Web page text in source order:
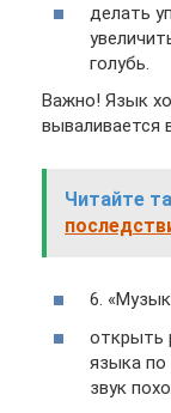
делать
голубь.
Важно! Язык
вываливается
Читайте
6.
открыть
языка по
звук